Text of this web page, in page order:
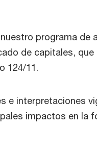
programa de
de capitales,
124/11.
e interpretaciones
impactos en la